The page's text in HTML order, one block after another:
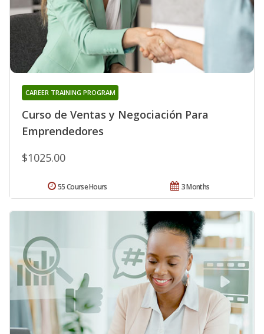
Curso de Ventas y Negociación Para
Emprendedores
CAREER TRAINING PROGRAM
$1025.00
3 Months
55 Course Hours